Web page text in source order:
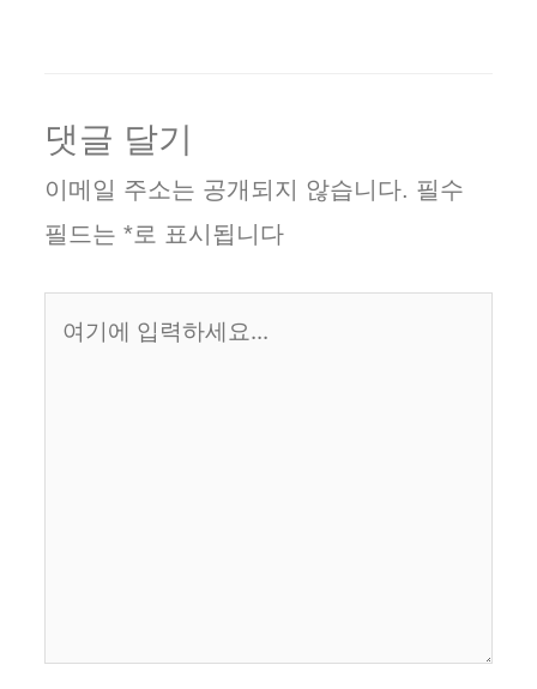
댓글 달기
이메일 주소는 공개되지 않습니다. 필수
필드는 *로 표시됩니다